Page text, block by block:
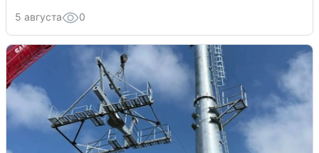
5 августа 0